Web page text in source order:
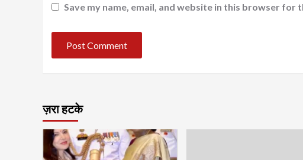
Save my name, email, and website in this browser for
ज़रा हटके